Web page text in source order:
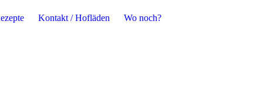
Kontakt / Hofläden Wo noch?